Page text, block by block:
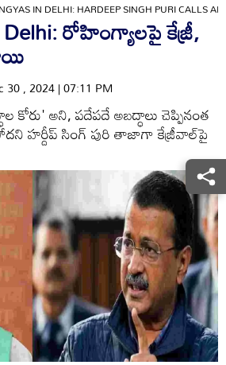
IN DELHI: HARDEEP SINGH PURI CALLS
రోహింగ్యాలపై కేజ్రీ,
30 , 2024 | 07:11 PM
కోరు' అని, పదేపదే అబద్ధాలు చెప్పినంత
హర్దీప్ సింగ్ పురి తాజాగా కేజ్రీవాల్‌పై